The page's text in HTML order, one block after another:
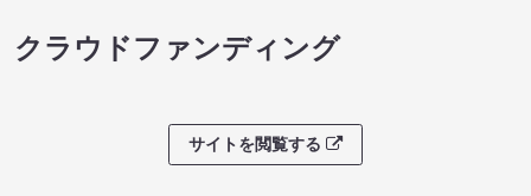
クラウドファンディング
サイトを閲覧する